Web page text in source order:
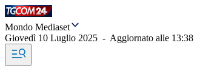
Mondo Mediaset
Giovedì 10 Luglio 2025 - Aggiornato alle 13:38